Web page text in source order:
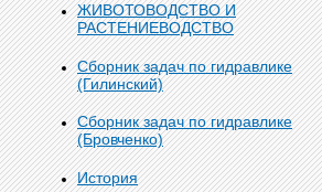
ЖИВОТОВОДСТВО И
РАСТЕНИЕВОДСТВО
Сборник задач по гидравлике
(Гилинский)
Сборник задач по гидравлике
(Бровченко)
История